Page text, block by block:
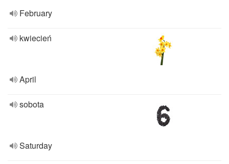
February
kwiecień
April
sobota
Saturday